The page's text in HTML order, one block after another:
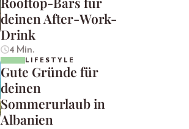
deinen After-Work-
Drink
4 Min.
LIFESTYLE
Gute Gründe für
deinen
Sommerurlaub in
Albanien